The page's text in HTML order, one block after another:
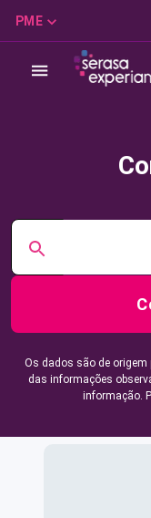
PME
Os dados são de
das informações
informação.